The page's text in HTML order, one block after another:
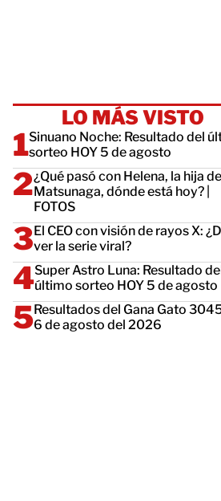
LO MÁS VISTO
Sinuano Noche: Resultado del
sorteo HOY 5 de agosto
¿Qué pasó con Helena, la hija
Matsunaga, dónde está hoy? |
FOTOS
El CEO con visión de rayos X:
ver la serie viral?
Super Astro Luna: Resultado
último sorteo HOY 5 de agosto
Resultados del Gana Gato
6 de agosto del 2026